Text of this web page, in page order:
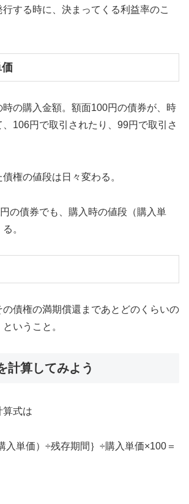
する時に、決まってくる利益率のこ
の購入金額。額面100円の債券が、時
、106円で取引されたり、99円で取引さ
権の値段は日々変わる。
の債券でも、購入時の値段（購入単
。
債権の満期償還まであとどのくらいの
いうこと。
計算してみよう
式は
入単価）÷残存期間｝÷購入単価×100＝